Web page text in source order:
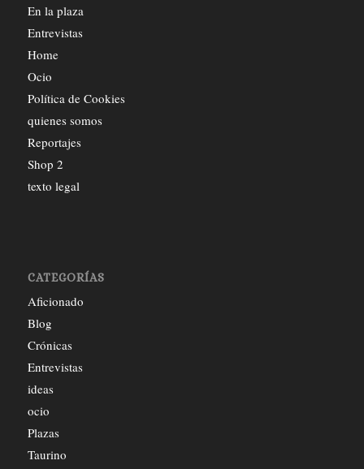
En la plaza
Entrevistas
Home
Ocio
Política de Cookies
quienes somos
Reportajes
Shop 2
texto legal
CATEGORÍAS
Aficionado
Blog
Crónicas
Entrevistas
ideas
ocio
Plazas
Taurino